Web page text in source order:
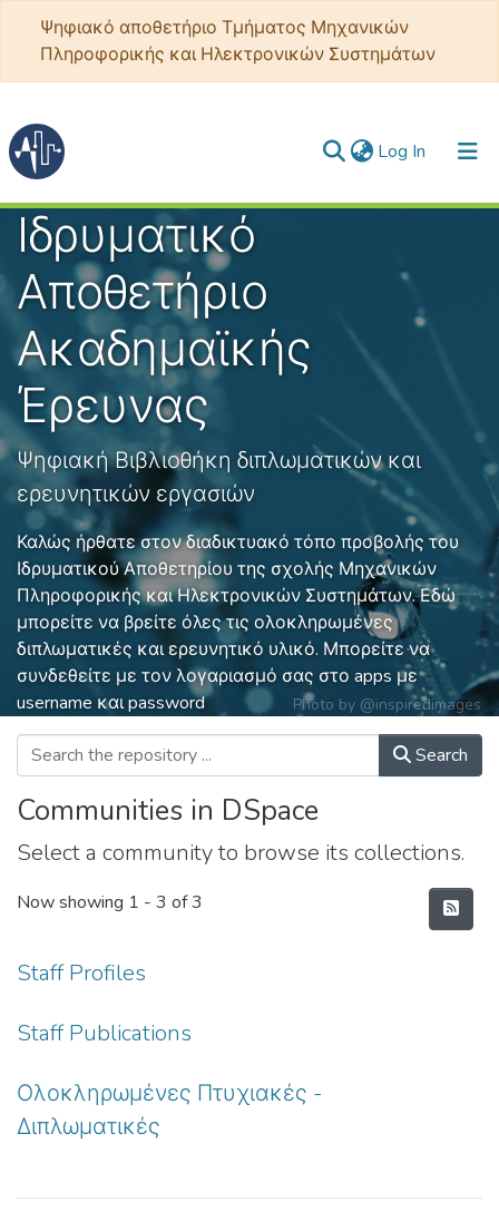
Ψηφιακό αποθετήριο Τμήματος Μηχανικών
Πληροφορικής και Ηλεκτρονικών Συστημάτων
Log In (current)
Communities & Collections
All of DSpace
Statistics
Ιδρυματικό
Αποθετήριο
Ακαδημαϊκής
Έρευνας
Ψηφιακή Βιβλιοθήκη διπλωματικών και
ερευνητικών εργασιών
Καλώς ήρθατε στον διαδικτυακό τόπο προβολής του
Ιδρυματικού Αποθετηρίου της σχολής Μηχανικών
Πληροφορικής και Ηλεκτρονικών Συστημάτων. Εδώ
μπορείτε να βρείτε όλες τις ολοκληρωμένες
διπλωματικές και ερευνητικό υλικό. Μπορείτε να
συνδεθείτε με τον λογαριασμό σας στο apps με
username και password
Photo by @inspiredimages
Search
Communities in DSpace
Select a community to browse its collections.
Now showing 1 - 3 of 3
Staff Profiles
Staff Publications
Ολοκληρωμένες Πτυχιακές -
Διπλωματικές